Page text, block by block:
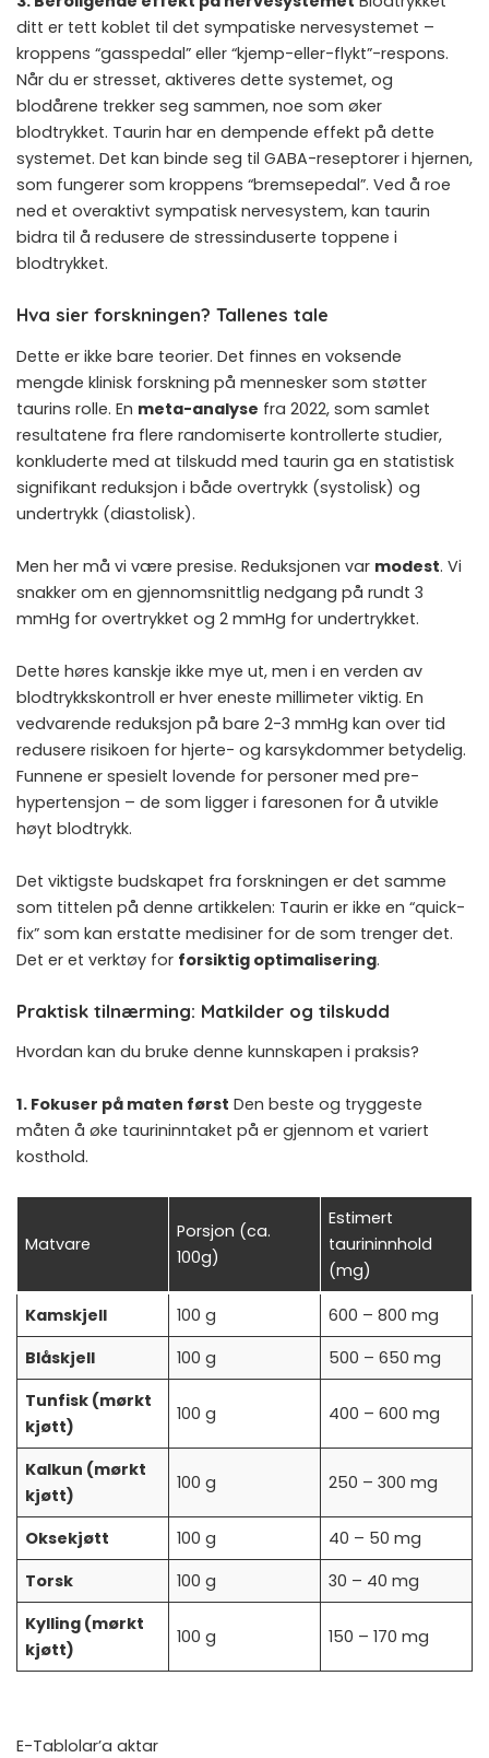
ditt er tett koblet til det sympatiske nervesystemet –
kroppens “gasspedal” eller “kjemp-eller-flykt”-respons.
Når du er stresset, aktiveres dette systemet, og
blodårene trekker seg sammen, noe som øker
blodtrykket. Taurin har en dempende effekt på dette
systemet. Det kan binde seg til GABA-reseptorer i hjernen,
som fungerer som kroppens “bremsepedal”. Ved å roe
ned et overaktivt sympatisk nervesystem, kan taurin
bidra til å redusere de stressinduserte toppene i
blodtrykket.
Hva sier forskningen? Tallenes tale
Dette er ikke bare teorier. Det finnes en voksende
mengde klinisk forskning på mennesker som støtter
taurins rolle. En meta-analyse fra 2022, som samlet
resultatene fra flere randomiserte kontrollerte studier,
konkluderte med at tilskudd med taurin ga en statistisk
signifikant reduksjon i både overtrykk (systolisk) og
undertrykk (diastolisk).
Men her må vi være presise. Reduksjonen var modest. Vi
snakker om en gjennomsnittlig nedgang på rundt 3
mmHg for overtrykket og 2 mmHg for undertrykket.
Dette høres kanskje ikke mye ut, men i en verden av
blodtrykkskontroll er hver eneste millimeter viktig. En
vedvarende reduksjon på bare 2-3 mmHg kan over tid
redusere risikoen for hjerte- og karsykdommer betydelig.
Funnene er spesielt lovende for personer med pre-
hypertensjon – de som ligger i faresonen for å utvikle
høyt blodtrykk.
Det viktigste budskapet fra forskningen er det samme
som tittelen på denne artikkelen: Taurin er ikke en “quick-
fix” som kan erstatte medisiner for de som trenger det.
Det er et verktøy for forsiktig optimalisering.
Praktisk tilnærming: Matkilder og tilskudd
Hvordan kan du bruke denne kunnskapen i praksis?
1. Fokuser på maten først Den beste og tryggeste
måten å øke taurininntaket på er gjennom et variert
kosthold.
Matvare
Porsjon (ca.
100g)
Estimert
taurininnhold
(mg)
Kamskjell 100 g
600 – 800 mg
Blåskjell
100 g
500 – 650 mg
Tunfisk (mørkt
kjøtt)
100 g 400 – 600 mg
Kalkun (mørkt
kjøtt)
100 g 250 – 300 mg
Oksekjøtt 100 g
40 – 50 mg
Torsk
100 g
30 – 40 mg
Kylling (mørkt
kjøtt)
100 g 150 – 170 mg
E-Tablolar’a aktar